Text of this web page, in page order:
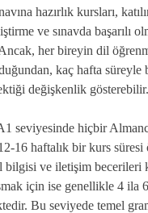
hazırlık kursları,
ve sınavda başarılı
her bireyin dil
kaç hafta süreyle
değişkenlik gösterebilir.
seviyesinde hiçbir
16 haftalık bir kurs
ve iletişim becerileri
için ise genellikle 4 ila
Bu seviyede temel